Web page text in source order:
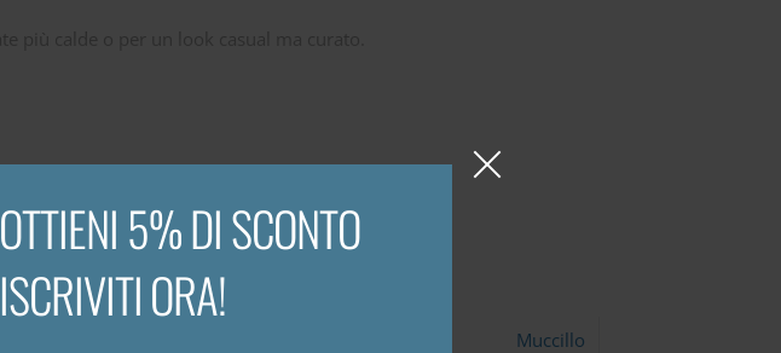
Muccillo
OTTIENI 5% DI SCONTO
ISCRIVITI ORA!